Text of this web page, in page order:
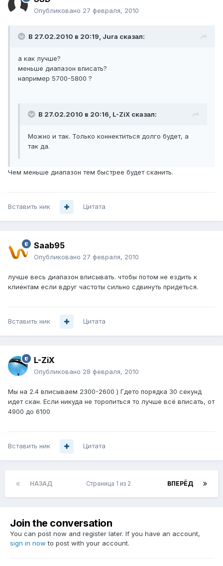
Опубликовано 27 февраля, 2010
В 27.02.2010 в 20:19, Jura сказал:
а как лучше?
меньше диапазон вписать?
например 5700-5800 ?
В 27.02.2010 в 20:16, L-ZiX сказал:
Можно и так. Только коннектиться долго будет, а
так да.
Чем меньше диапазон тем быстрее будет сканить.
Вставить ник Цитата
Saab95
Опубликовано 27 февраля, 2010
лучше весь диапазон вписывать. чтобы потом не ездить к
клиентам если вдруг частоты сильно сдвинуть придеться.
Вставить ник Цитата
L-ZiX
Опубликовано 28 февраля, 2010
Мы на 2.4 вписываем 2300-2600 ) Гдето порядка 30 секунд
идет скан. Если никуда не торопиться то лучше всё вписать, от
4900 до 6100
Вставить ник Цитата
НАЗАД ВПЕРЁД
Страница 1 из 2
Join the conversation
You can post now and register later. If you have an account,
sign in now to post with your account.